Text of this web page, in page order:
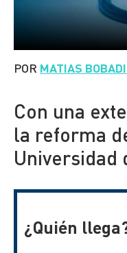
POR MATIAS
Con una
la reforma
Universidad
¿Quién